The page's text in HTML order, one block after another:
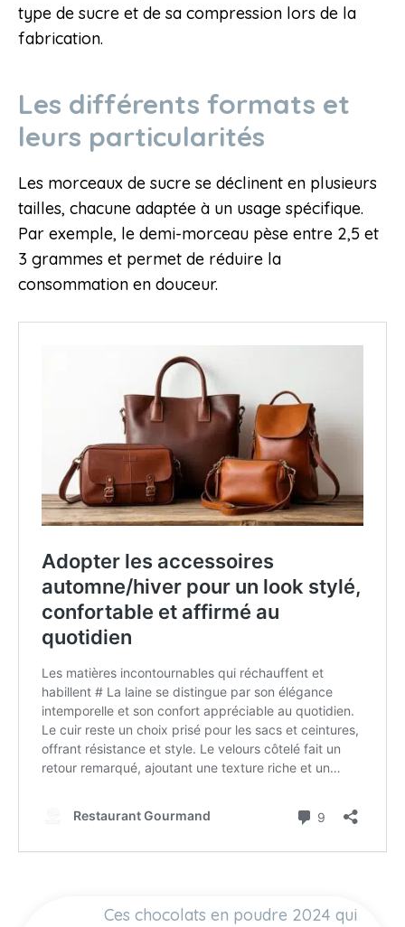
type de sucre et de sa compression lors de la
fabrication.
Les différents formats et
leurs particularités
Les morceaux de sucre se déclinent en plusieurs
tailles, chacune adaptée à un usage spécifique.
Par exemple, le demi-morceau pèse entre 2,5 et
3 grammes et permet de réduire la
consommation en douceur.
Ces chocolats en poudre 2024 qui